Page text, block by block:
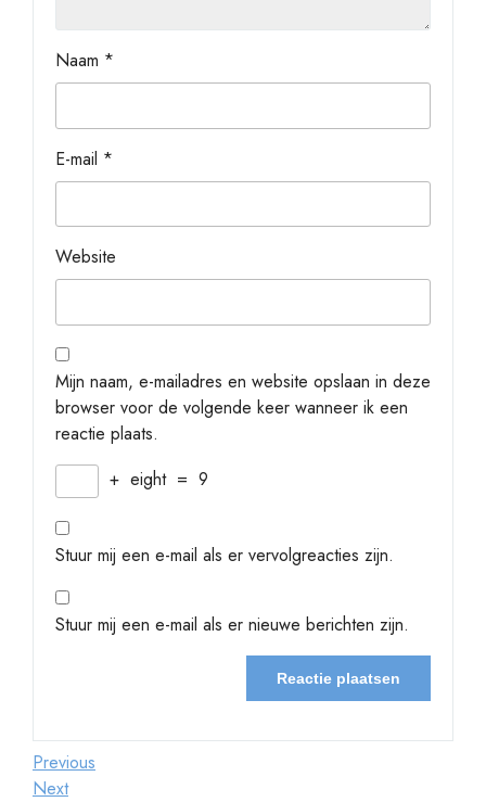
Naam *
E-mail *
Website
Mijn naam, e-mailadres en website opslaan in deze
browser voor de volgende keer wanneer ik een
reactie plaats.
+ eight = 9
Stuur mij een e-mail als er vervolgreacties zijn.
Stuur mij een e-mail als er nieuwe berichten zijn.
Berichtnavigatie
Previous
Post
Previous
Next
Next